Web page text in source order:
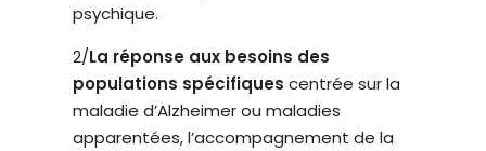
psychique.
2/La réponse aux besoins des
populations spécifiques centrée sur la
maladie d’Alzheimer ou maladies
apparentées, l’accompagnement de la